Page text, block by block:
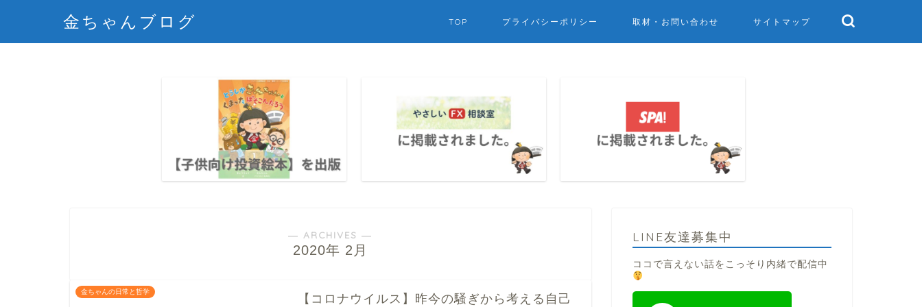
金ちゃんブログ TOP プライバシーポリシー 取材・お問い合わせ サイトマップ
― ARCHIVES ―
2020年 2月
金ちゃんの日常と哲学
【コロナウイルス】昨今の騒ぎから考える自己
LINE友達募集中
ココで言えない話をこっそり内緒で配信中